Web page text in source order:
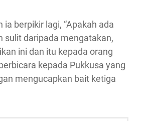
ia berpikir lagi, “Apakah ada
sulit daripada mengatakan,
ini dan itu kepada orang
berbicara kepada Pukkusa yang
mengucapkan bait ketiga